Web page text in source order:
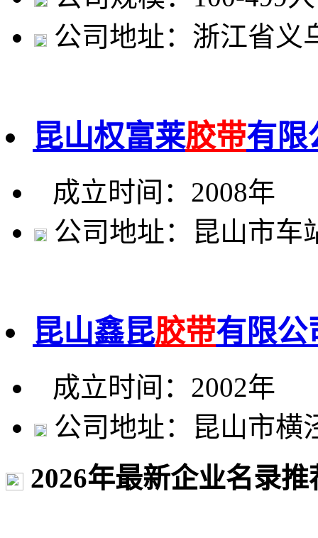
公司地址：浙江省义
昆山权富莱胶带有限
成立时间：2008年
公司地址：昆山市车
昆山鑫昆胶带有限公
成立时间：2002年
公司地址：昆山市横
2026年最新企业名录推